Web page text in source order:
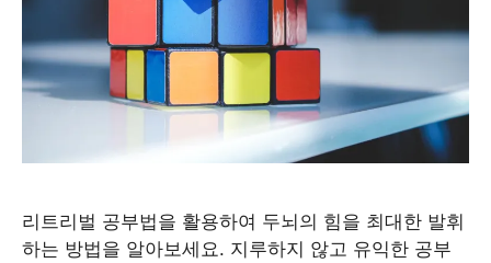
리트리벌 공부법을 활용하여 두뇌의 힘을 최대한 발휘
하는 방법을 알아보세요. 지루하지 않고 유익한 공부